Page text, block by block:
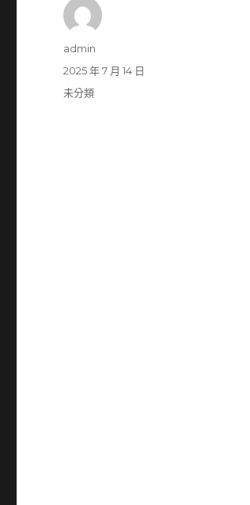
作
admin
發
佈
2025 年 7 月 14 日
分
未分類